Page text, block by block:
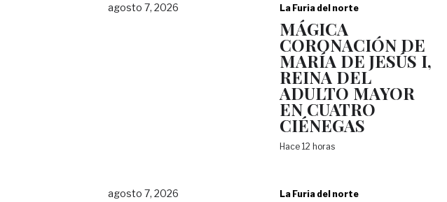
agosto 7, 2026 La Furia del norte
MÁGICA
CORONACIÓN DE
MARÍA DE JESÚS I,
REINA DEL
ADULTO MAYOR
EN CUATRO
CIÉNEGAS
Hace 12 horas
agosto 7, 2026 La Furia del norte